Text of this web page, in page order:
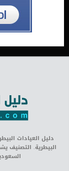
دليل العيادات
البيطرية. التصنيف